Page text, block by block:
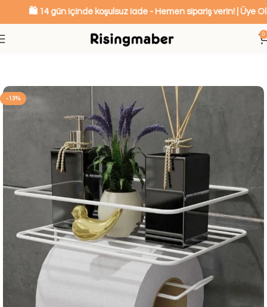
🛍️ 14 gün içinde koşulsuz iade - Hemen sipariş verin! | Üye Olan
0
Mutfak ve Banyo Düzenleyiciler
-13%